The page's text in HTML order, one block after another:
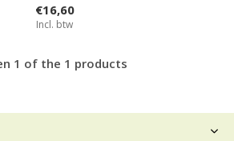
€16,60
Incl. btw
1 of the 1 products